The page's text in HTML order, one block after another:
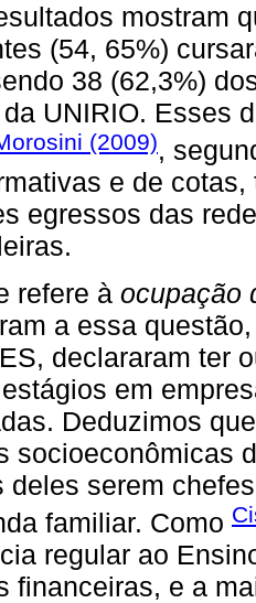
mostram
(54, 65%)
38 (62,3%)
UNIRIO. Esses
(2009),
e de
egressos das
refere à ocupação
a essa
declararam ter
em
Deduzimos
socioeconômicas
deles serem
familiar. Como
regular ao
financeiras, e a